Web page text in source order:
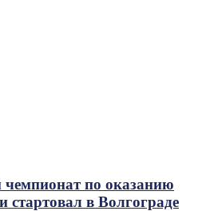
по оказанию
стартовал в Волгограде